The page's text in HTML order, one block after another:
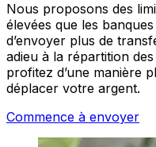
Nous proposons des
élevées que les
d’envoyer plus de
adieu à la répartition
profitez d’une manière
déplacer votre argent.
Commence à envoyer